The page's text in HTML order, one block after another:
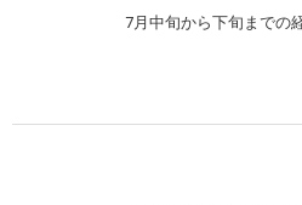
7月中旬から下旬までの